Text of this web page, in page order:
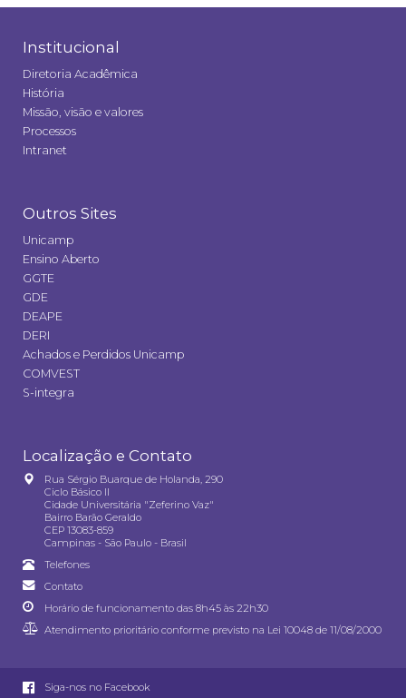
Institucional
Diretoria Acadêmica
História
Missão, visão e valores
Processos
Intranet
Outros Sites
Unicamp
Ensino Aberto
GGTE
GDE
DEAPE
DERI
Achados e Perdidos Unicamp
COMVEST
S-integra
Localização e Contato
Rua Sérgio Buarque de Holanda, 290
Ciclo Básico II
Cidade Universitária "Zeferino Vaz"
Bairro Barão Geraldo
CEP 13083-859
Campinas - São Paulo - Brasil
Telefones
Contato
Horário de funcionamento das 8h45 às 22h30
Atendimento prioritário conforme previsto na Lei 10048 de 11/08/2000
Siga-nos no Facebook